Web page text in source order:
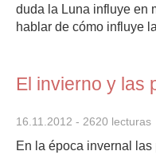
duda la Luna influye en
hablar de cómo influye
El invierno y las
16.11.2012 - 2620 lecturas
En la época invernal